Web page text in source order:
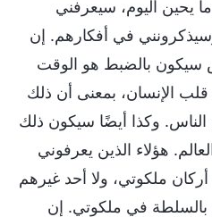
يحين اليوم، سيعرفني
في أفكارهم. إن
بالضبط هو الوقت
الإنسان، بمعنى أن ذلك
وكذا أيضًا سيكون ذلك
هؤلاء الذين يعرفوني
ملكوتي، ولا أحد غيرهم
بالسلطة في ملكوتي. إن